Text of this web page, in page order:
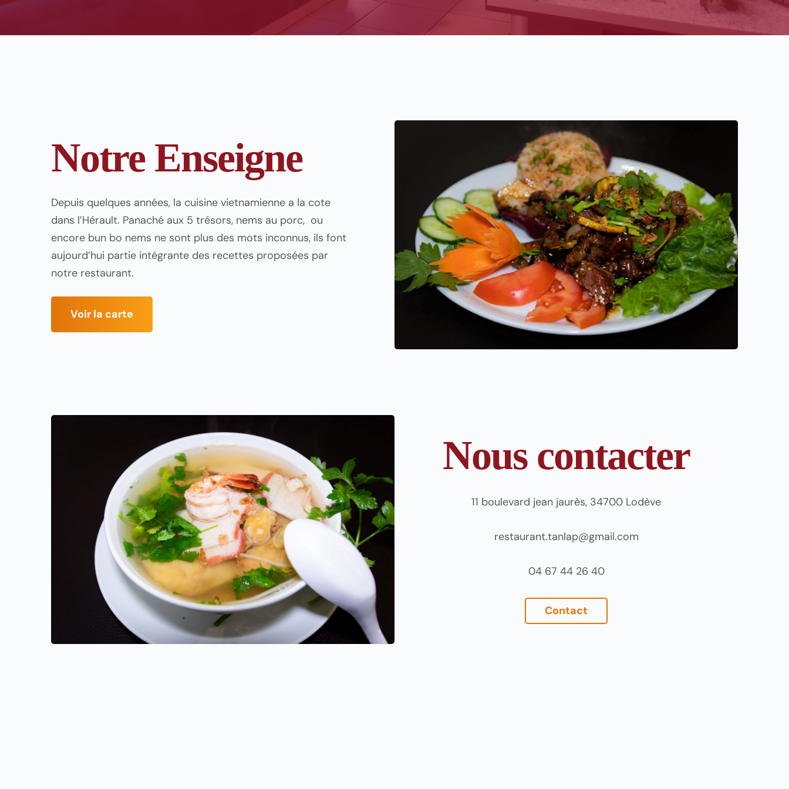
Notre Enseigne
Depuis quelques années, la cuisine vietnamienne a la cote
dans l’Hérault. Panaché aux 5 trésors, nems au porc, ou
encore bun bo nems ne sont plus des mots inconnus, ils font
aujourd’hui partie intégrante des recettes proposées par
notre restaurant.
Voir la carte
Nous contacter
11 boulevard jean jaurès, 34700 Lodève
restaurant.tanlap@gmail.com
04 67 44 26 40
Contact